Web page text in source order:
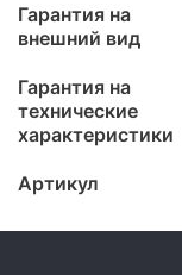
Гарантия на
внешний вид
Гарантия на
технические
характеристики
Артикул